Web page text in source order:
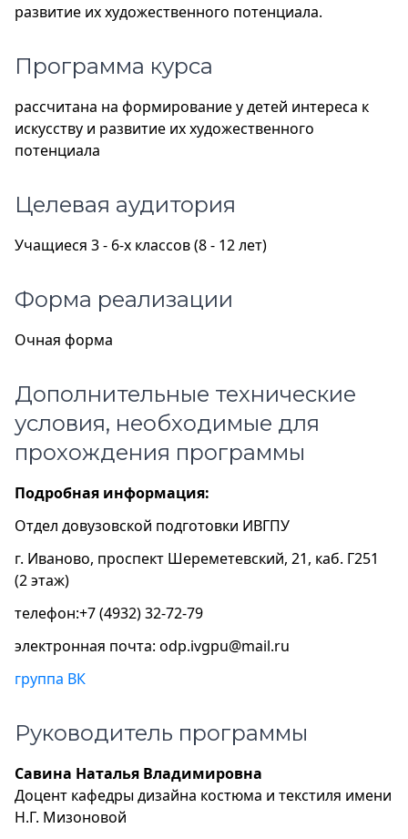
развитие их художественного потенциала.
Программа курса
рассчитана на формирование у детей интереса к
искусству и развитие их художественного
потенциала
Целевая аудитория
Учащиеся 3 - 6-х классов (8 - 12 лет)
Форма реализации
Очная форма
Дополнительные технические
условия, необходимые для
прохождения программы
Подробная информация:
Отдел довузовской подготовки ИВГПУ
г. Иваново, проспект Шереметевский, 21, каб. Г251
(2 этаж)
телефон:+7 (4932) 32-72-79
электронная почта: odp.ivgpu@mail.ru
группа ВК
Руководитель программы
Савина Наталья Владимировна
Доцент кафедры дизайна костюма и текстиля имени
Н.Г. Мизоновой